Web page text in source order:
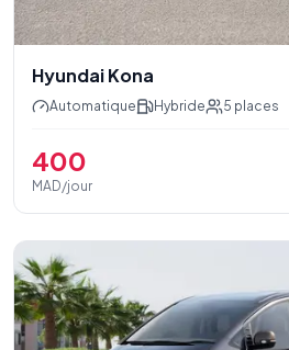
Hyundai Kona
Automatique Hybride 5 places
400
MAD/jour